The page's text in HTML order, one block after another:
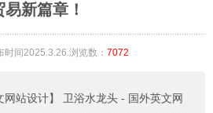
易新篇章！
时间2025.3.26.浏览数： 7072
站设计】
卫浴水龙头 - 国外英文网